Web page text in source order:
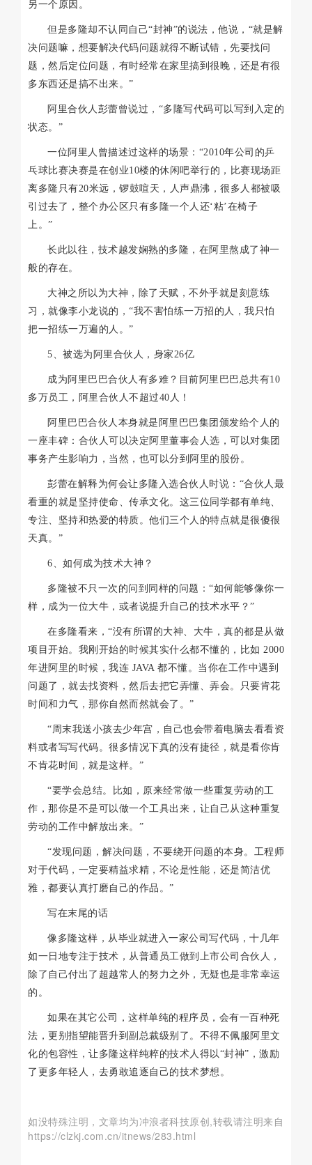
另一个原因。
但是多隆却不认同自己“封神”的说法，他说，“就是解
决问题嘛，想要解决代码问题就得不断试错，先要找问
题，然后定位问题，有时经常在家里搞到很晚，还是有很
多东西还是搞不出来。”
阿里合伙人彭蕾曾说过，“多隆写代码可以写到入定的
状态。”
一位阿里人曾描述过这样的场景：“2010年公司的乒
乓球比赛决赛是在创业10楼的休闲吧举行的，比赛现场距
离多隆只有20米远，锣鼓喧天，人声鼎沸，很多人都被吸
引过去了，整个办公区只有多隆一个人还‘粘’在椅子
上。”
长此以往，技术越发娴熟的多隆，在阿里熬成了神一
般的存在。
大神之所以为大神，除了天赋，不外乎就是刻意练
习，就像李小龙说的，“我不害怕练一万招的人，我只怕
把一招练一万遍的人。”
5、被选为阿里合伙人，身家26亿
成为阿里巴巴合伙人有多难？目前阿里巴巴总共有10
多万员工，阿里合伙人不超过40人！
阿里巴巴合伙人本身就是阿里巴巴集团颁发给个人的
一座丰碑：合伙人可以决定阿里董事会人选，可以对集团
事务产生影响力，当然，也可以分到阿里的股份。
彭蕾在解释为何会让多隆入选合伙人时说：“合伙人最
看重的就是坚持使命、传承文化。这三位同学都有单纯、
专注、坚持和热爱的特质。他们三个人的特点就是很傻很
天真。”
6、如何成为技术大神？
多隆被不只一次的问到同样的问题：“如何能够像你一
样，成为一位大牛，或者说提升自己的技术水平？”
在多隆看来，“没有所谓的大神、大牛，真的都是从做
项目开始。我刚开始的时候其实什么都不懂的，比如 2000
年进阿里的时候，我连 JAVA 都不懂。当你在工作中遇到
问题了，就去找资料，然后去把它弄懂、弄会。只要肯花
时间和力气，那你自然而然就会了。”
“周末我送小孩去少年宫，自己也会带着电脑去看看资
料或者写写代码。很多情况下真的没有捷径，就是看你肯
不肯花时间，就是这样。”
“要学会总结。比如，原来经常做一些重复劳动的工
作，那你是不是可以做一个工具出来，让自己从这种重复
劳动的工作中解放出来。”
“发现问题，解决问题，不要绕开问题的本身。工程师
对于代码，一定要精益求精，不论是性能，还是简洁优
雅，都要认真打磨自己的作品。”
写在末尾的话
像多隆这样，从毕业就进入一家公司写代码，十几年
如一日地专注于技术，从普通员工做到上市公司合伙人，
除了自己付出了超越常人的努力之外，无疑也是非常幸运
的。
如果在其它公司，这样单纯的程序员，会有一百种死
法，更别指望能晋升到副总裁级别了。不得不佩服阿里文
化的包容性，让多隆这样纯粹的技术人得以“封神”，激励
了更多年轻人，去勇敢追逐自己的技术梦想。
如没特殊注明，文章均为冲浪者科技原创,转载请注明来自
https://clzkj.com.cn/itnews/283.html